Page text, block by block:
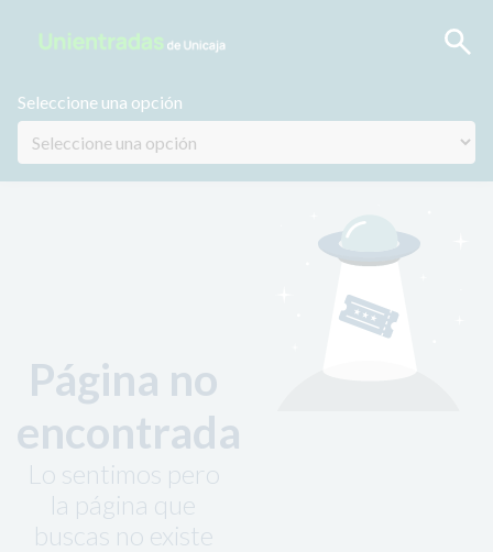
Seleccione una opción
Página no
encontrada
Lo sentimos pero
la página que
buscas no existe